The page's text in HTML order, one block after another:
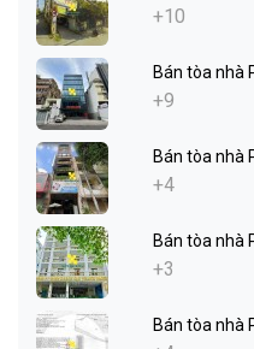
+10
Bán tòa nhà
+9
Bán tòa nhà
+4
Bán tòa nhà
+3
Bán tòa nhà